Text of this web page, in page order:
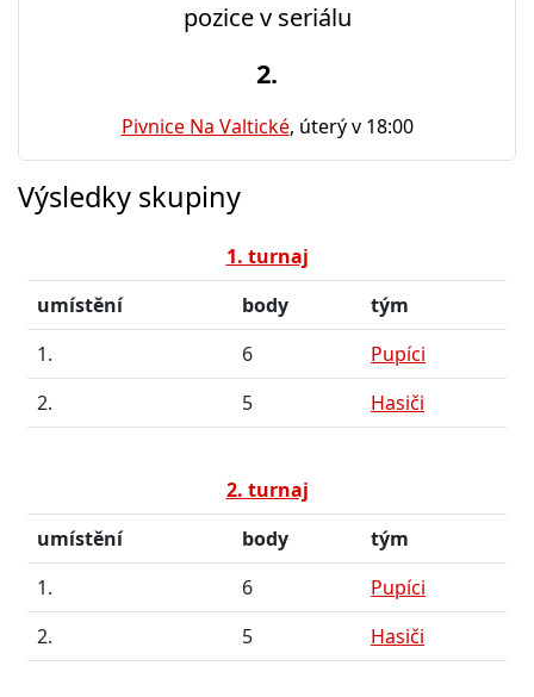
pozice v seriálu
2.
Pivnice Na Valtické, úterý v 18:00
Výsledky skupiny
1. turnaj
umístění
body
tým
1.
6
Pupíci
2.
5 Hasiči
2. turnaj
umístění
body
tým
1.
6
Pupíci
2.
5 Hasiči